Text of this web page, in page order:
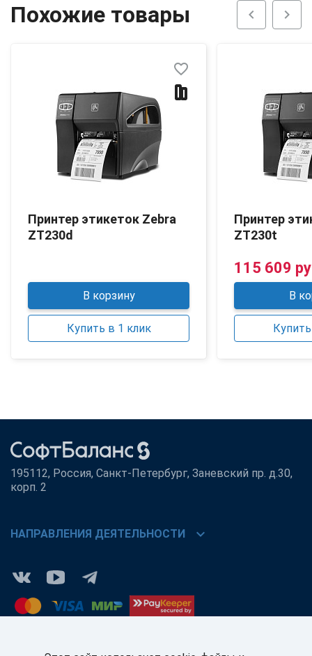
Похожие товары chevron_left chevron_right
Принтер этикеток Zebra
ZT230d
favorite_border
В корзину
Купить в 1 клик
Принтер
ZT230t
115 609
В
195112, Россия, Санкт-Петербург, Заневский пр. д.30,
корп. 2
НАПРАВЛЕНИЯ ДЕЯТЕЛЬНОСТИ chevron_right